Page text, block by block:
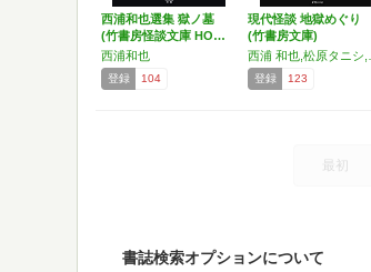
西浦和也選集 獄ノ墓
(竹書房怪談文庫 HO…
西浦和也
登録 104
現代怪談 地獄めぐり
(竹書房文庫)
登録 123
最初
書誌検索オプションについて